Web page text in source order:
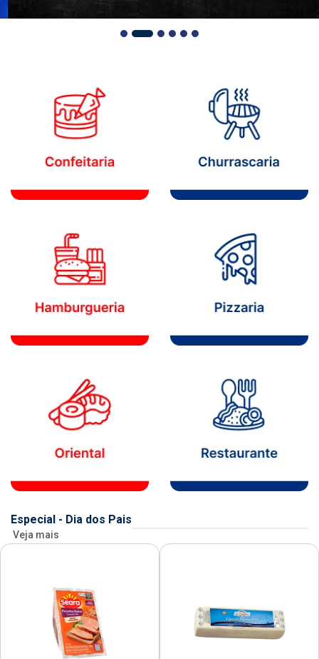
Especial - Dia dos Pais
Veja mais